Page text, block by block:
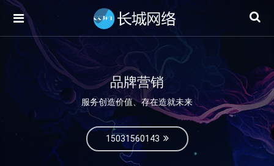
品牌营销
服务创造价值、存在造就未来
15031560143